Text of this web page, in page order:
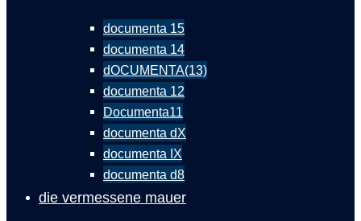
documenta 15
documenta 14
dOCUMENTA(13)
documenta 12
Documenta11
documenta dX
documenta IX
documenta d8
die vermessene mauer